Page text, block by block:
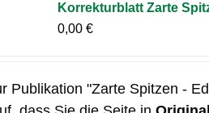
Korrekturblatt Zarte
0,00€
Publikation "Zarte Spitzen -